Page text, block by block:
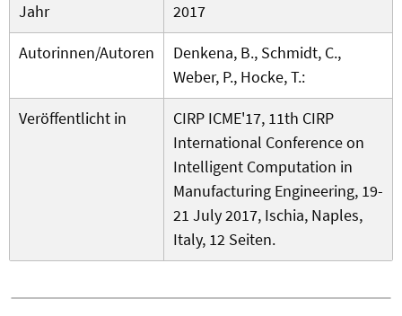
Jahr
2017
Autorinnen/Autoren
Denkena, B., Schmidt, C.,
Weber, P., Hocke, T.:
Veröffentlicht in
CIRP ICME'17, 11th CIRP
International Conference on
Intelligent Computation in
Manufacturing Engineering, 19-
21 July 2017, Ischia, Naples,
Italy, 12 Seiten.